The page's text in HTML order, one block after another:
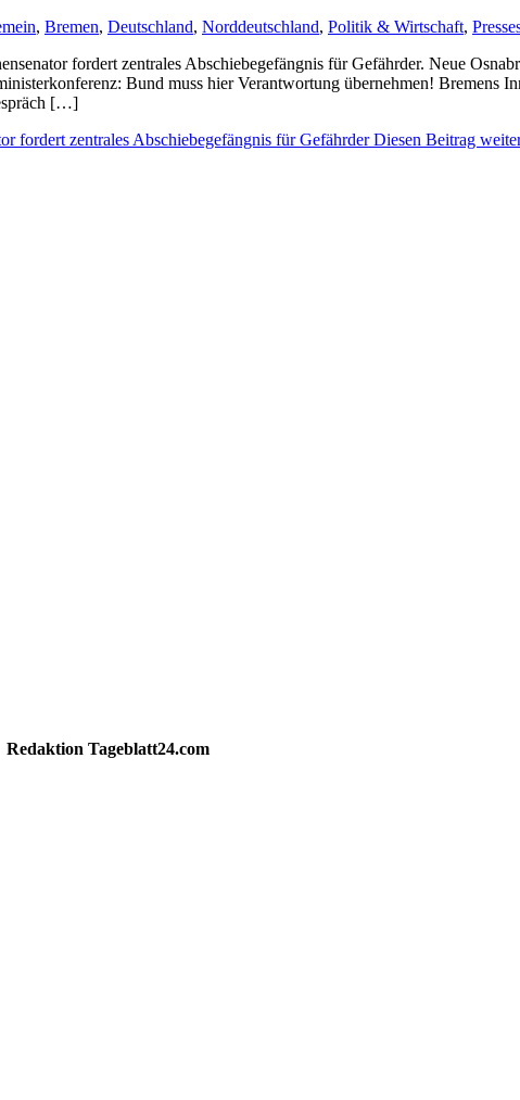
, Bremen, Deutschland, Norddeutschland, Politik & Wirtschaft,
fordert zentrales Abschiebegefängnis für Gefährder. Neue
Bund muss hier Verantwortung übernehmen! Bremens
[…]
fordert zentrales Abschiebegefängnis für GefährderDiesen Beitrag
Redaktion Tageblatt24.com